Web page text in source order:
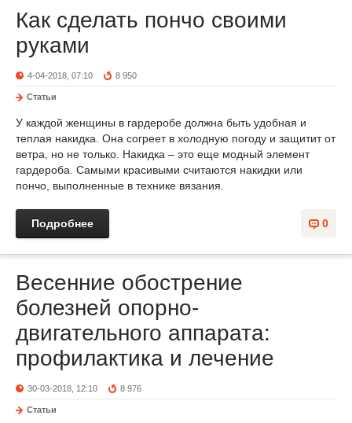
Как сделать пончо своими
руками
4-04-2018, 07:10 8 950
Статьи
У каждой женщины в гардеробе должна быть удобная и
теплая накидка. Она согреет в холодную погоду и защитит от
ветра, но не только. Накидка – это еще модный элемент
гардероба. Самыми красивыми считаются накидки или
пончо, выполненные в технике вязания.
0
Подробнее
Весенние обострение
болезней опорно-
двигательного аппарата:
профилактика и лечение
30-03-2018, 12:10 8 976
Статьи